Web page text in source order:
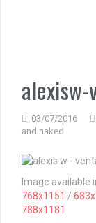
03/07/2016
and naked
Image available
768x1151 /
788x1181